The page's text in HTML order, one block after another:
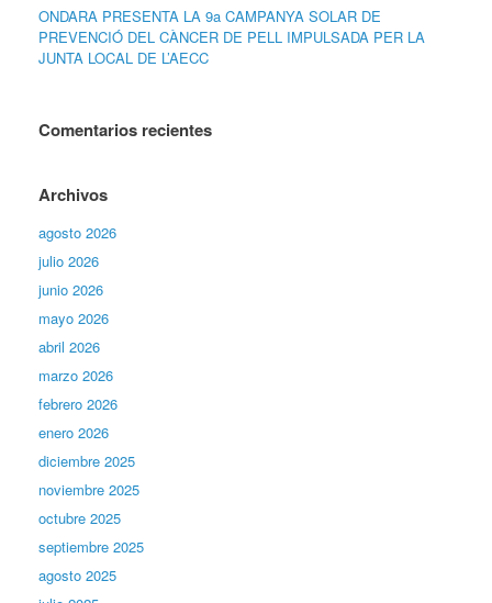
ONDARA PRESENTA LA 9a CAMPANYA SOLAR DE
PREVENCIÓ DEL CÀNCER DE PELL IMPULSADA PER LA
JUNTA LOCAL DE L’AECC
Comentarios recientes
Archivos
agosto 2026
julio 2026
junio 2026
mayo 2026
abril 2026
marzo 2026
febrero 2026
enero 2026
diciembre 2025
noviembre 2025
octubre 2025
septiembre 2025
agosto 2025